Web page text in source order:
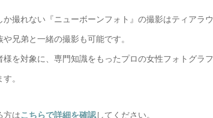
か撮れない『ニューボーンフォト』の撮影はティアラ
や兄弟と一緒の撮影も可能です。
様を対象に、専門知識をもったプロの女性フォトグラ
。
方はこちらで詳細を確認してください。